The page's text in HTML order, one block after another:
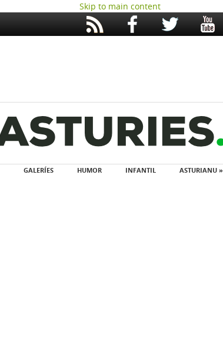
Skip to main content
GALERÍES HUMOR INFANTIL ASTURIANU »